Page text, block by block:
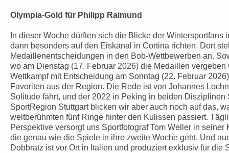
Olympia-Gold für Philipp Raimund
In dieser Woche dürften sich die Blicke der Wintersportfans
dann besonders auf den Eiskanal in Cortina richten. Dort
Medaillenentscheidungen in den Bob-Wettbewerben an.
wo am Dienstag (17. Februar 2026) die Medaillen
Wettkampf mit Entscheidung am Sonntag (22. Februar
Favoriten aus der Region. Die Rede ist von Johannes
Solitude fährt, und der 2022 in Peking in beiden Disziplinen
SportRegion Stuttgart blicken wir aber auch noch auf das,
weltberühmten fünf Ringe hinter den Kulissen passiert.
Perspektive versorgt uns Sportfotograf Tom Weller in seiner
die genau wie die Spiele in ihre zweite Woche geht. Und
Dobbratz ist vor Ort in Italien und produziert exklusiv für die